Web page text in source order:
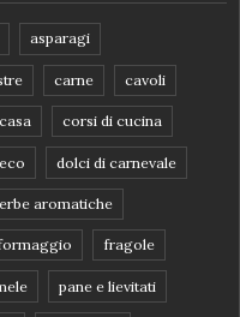
asparagi
carne cavoli
corsi di cucina
dolci di carnevale
erbe aromatiche
fragole
pane e lievitati